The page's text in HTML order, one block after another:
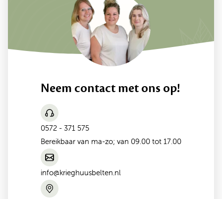
Neem contact met ons op!
0572 - 371 575
Bereikbaar van ma-zo; van 09.00 tot 17.00
info@krieghuusbelten.nl